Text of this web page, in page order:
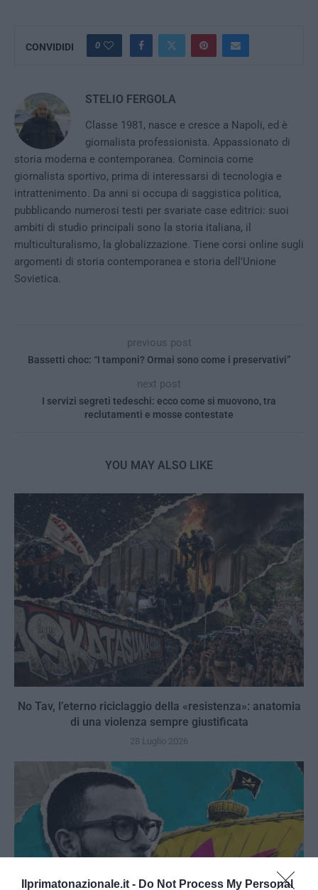
Ilprimatonazionale.it - Do Not Process My Personal
CONVIDIDI 0
STELIO FERGOLA
Classe 1981, nasce e cresce a Napoli, ed è
giornalista professionista. Appassionato di
storia moderna e contemporanea. Comincia come
giornalista sportivo, prima di interessarsi di tecnologia e
intrattenimento. Da anni si occupa di saggistica politica,
pubblicando numerosi testi per svariate case editrici: suoi
ambiti di studio principali sono la storia italiana, il
multiculturalismo, la globalizzazione. Tiene corsi online sugli
argomenti di storia contemporanea e storia dell'Unione
Sovietica.
previous post
Bassetti choc: “I tamponi? Ormai sono come i preservativi”
next post
I servizi segreti tedeschi: ecco come si muovono, tra
reclutamenti e mosse contestate
YOU MAY ALSO LIKE
No Tav, l’eterno riciclaggio della «resistenza»: anatomia
di una violenza sempre giustificata
28 Luglio 2026